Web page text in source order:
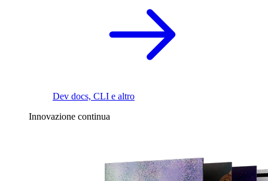
Dev docs, CLI e altro
Innovazione continua